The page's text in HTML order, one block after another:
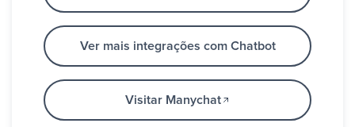
Ver mais integrações com Chatbot
Visitar Manychat